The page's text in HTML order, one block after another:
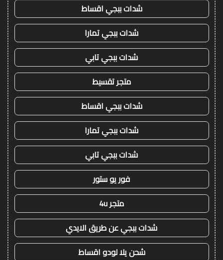
شدات ببجي اقساط
شدات ببجي تمارا
شدات ببجي تابي
متجر تقسيط
شدات ببجي اقساط
شدات ببجي تمارا
شدات ببجي تابي
فور يو ستور
متجر 4u
شدات ببجي عن طريق الايدي
شحن يلا لودو اقساط